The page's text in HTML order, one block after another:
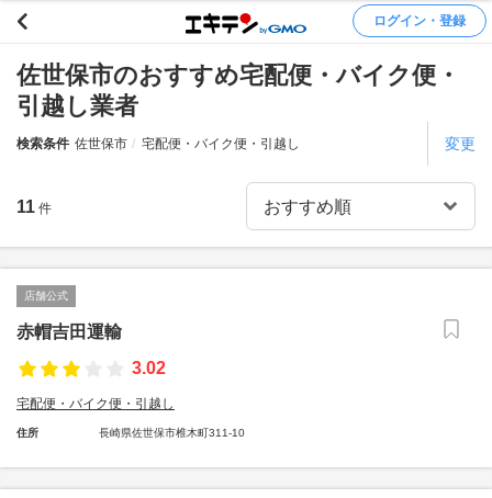
ログイン・登録
佐世保市のおすすめ宅配便・バイク便・
引越し業者
検索条件 佐世保市 宅配便・バイク便・引越し 変更
11 件
店舗公式
赤帽吉田運輸
3.02
宅配便・バイク便・引越し
住所 長崎県佐世保市椎木町311-10